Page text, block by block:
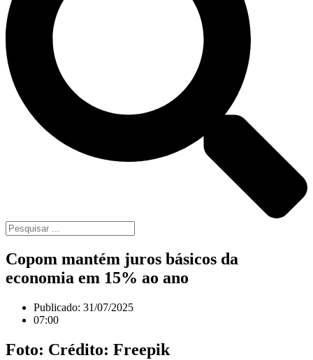
Copom mantém juros básicos da
economia em 15% ao ano
Publicado: 31/07/2025
07:00
Foto: Crédito: Freepik